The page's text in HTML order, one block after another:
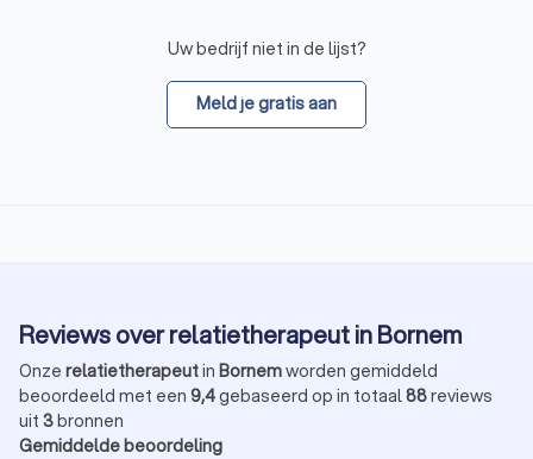
Uw bedrijf niet in de lijst?
Meld je gratis aan
Reviews over relatietherapeut in Bornem
Onze relatietherapeutin Bornemworden gemiddeld
beoordeeld met een 9,4gebaseerd op in totaal88reviews
uit 3bronnen
Gemiddelde beoordeling